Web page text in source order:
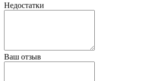
Недостатки
Ваш отзыв